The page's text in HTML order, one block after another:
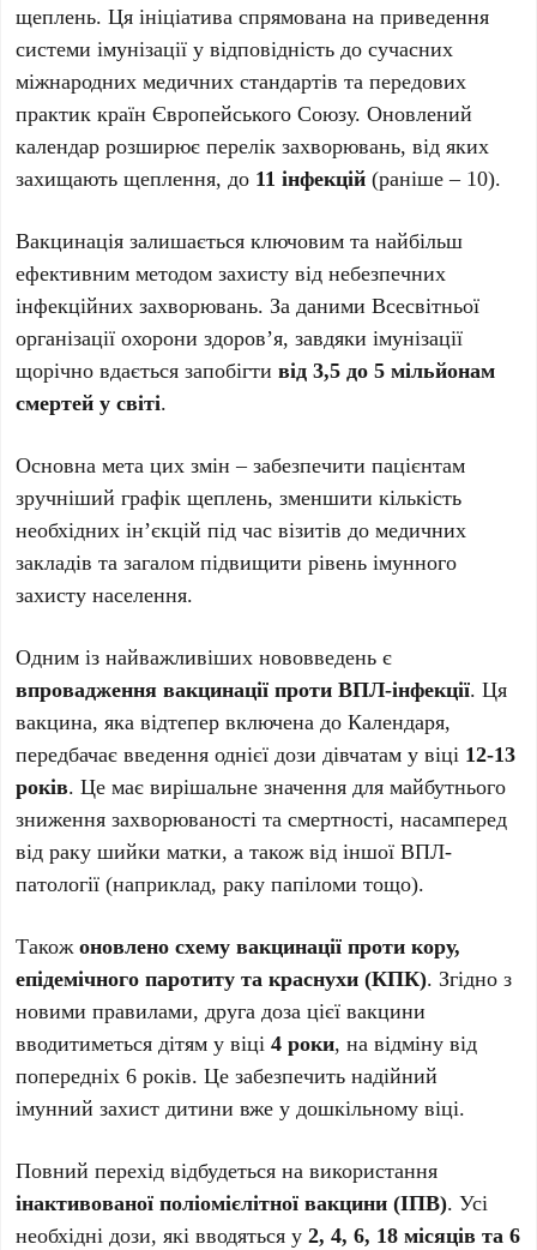
щеплень. Ця ініціатива спрямована на приведення
системи імунізації у відповідність до сучасних
міжнародних медичних стандартів та передових
практик країн Європейського Союзу. Оновлений
календар розширює перелік захворювань, від яких
захищають щеплення, до 11 інфекцій (раніше – 10).
Вакцинація залишається ключовим та найбільш
ефективним методом захисту від небезпечних
інфекційних захворювань. За даними Всесвітньої
організації охорони здоров’я, завдяки імунізації
щорічно вдається запобігтивід 3,5 до 5 мільйонам
смертей у світі.
Основна мета цих змін – забезпечити пацієнтам
зручніший графік щеплень, зменшити кількість
необхідних ін’єкцій під час візитів до медичних
закладів та загалом підвищити рівень імунного
захисту населення.
Одним із найважливіших нововведень є
впровадження вакцинації проти ВПЛ-інфекції. Ця
вакцина, яка відтепер включена до Календаря,
передбачає введення однієї дози дівчатам у віці 12-13
років. Це має вирішальне значення для майбутнього
зниження захворюваності та смертності, насамперед
від раку шийки матки, а також від іншої ВПЛ-
патології (наприклад, раку папіломи тощо).
Такожоновлено схему вакцинації проти кору,
епідемічного паротиту та краснухи (КПК). Згідно з
новими правилами, друга доза цієї вакцини
вводитиметься дітям у віці4 роки, на відміну від
попередніх 6 років. Це забезпечить надійний
імунний захист дитини вже у дошкільному віці.
Повний перехід відбудеться на використання
інактивованої поліомієлітної вакцини (ІПВ). Усі
необхідні дози, які вводяться у2, 4, 6, 18 місяців та 6